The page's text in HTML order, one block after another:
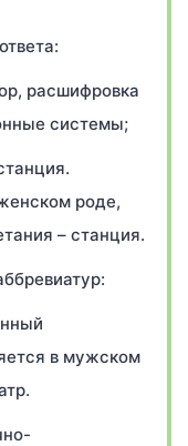
расшифровка
системы;
роде,
– станция.
в мужском